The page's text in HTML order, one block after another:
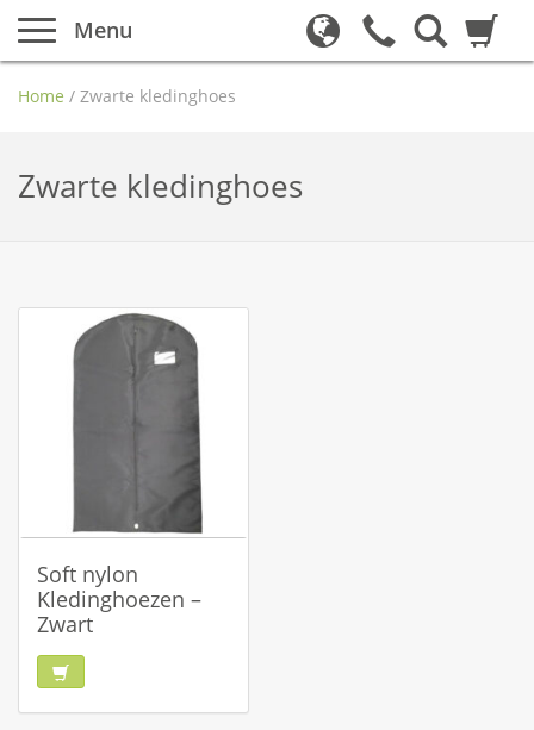
Menu
Home / Zwarte kledinghoes
Zwarte kledinghoes
Soft nylon
Kledinghoezen –
Zwart